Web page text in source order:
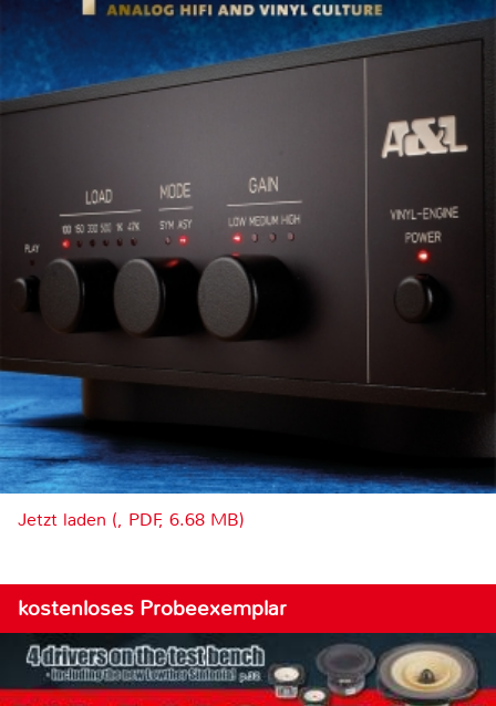
Jetzt laden (, PDF, 6.68 MB)
kostenloses Probeexemplar